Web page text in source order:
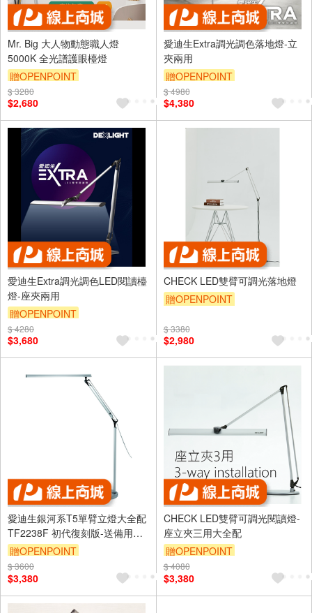
Mr. Big 大人物動態職人燈
5000K 全光譜護眼檯燈
贈OPENPOINT
$ 3280
$2,680
愛迪生Extra調光調色落地燈-立
夾兩用
贈OPENPOINT
$ 4980
$4,380
愛迪生Extra調光調色LED閱讀檯
燈-座夾兩用
贈OPENPOINT
$ 4280
$3,680
CHECK LED雙臂可調光落地燈
贈OPENPOINT
$ 3380
$2,980
愛迪生銀河系T5單臂立燈大全配
TF2238F 初代復刻版-送備用燈
管-落地燈 座立夾三用
贈OPENPOINT
$ 3600
$3,380
CHECK LED雙臂可調光閱讀燈-
座立夾三用大全配
贈OPENPOINT
$ 4080
$3,380